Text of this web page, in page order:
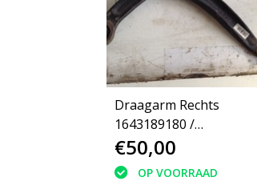
Draagarm Rechts
1643189180 /
1610938180 Peugeot 308
(3521R3)
€50,00
OP VOORRAAD